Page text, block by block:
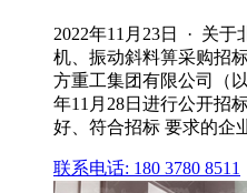
2022年11月23日 · 关
机、振动斜料箅采购招
方重工集团有限公司（
年11月28日进行公开招
好、符合招标 要求的企
联系电话: 180 3780 8511